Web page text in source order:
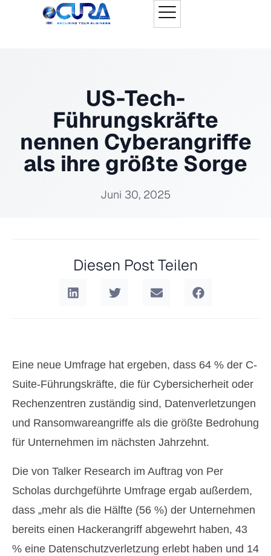
US-Tech-
Führungskräfte
nennen Cyberangriffe
als ihre größte Sorge
Juni 30, 2025
Diesen Post Teilen
Eine neue Umfrage hat ergeben, dass 64 % der C-
Suite-Führungskräfte, die für Cybersicherheit oder
Rechenzentren zuständig sind, Datenverletzungen
und Ransomwareangriffe als die größte Bedrohung
für Unternehmen im nächsten Jahrzehnt.
Die von Talker Research im Auftrag von Per
Scholas durchgeführte Umfrage ergab außerdem,
dass „mehr als die Hälfte (56 %) der Unternehmen
bereits einen Hackerangriff abgewehrt haben, 43
% eine Datenschutzverletzung erlebt haben und 14